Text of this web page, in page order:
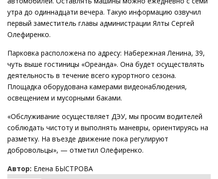
утра до одиннадцати вечера. Такую информацию озвучил
первый заместитель главы администрации Ялты Сергей
Олефиренко.
Парковка расположена по адресу: Набережная Ленина, 39,
чуть выше гостиницы «Ореанда». Она будет осуществлять
деятельность в течение всего курортного сезона.
Площадка оборудована камерами видеонаблюдения,
освещением и мусорными баками.
«Обслуживание осуществляет ДЭУ, мы просим водителей
соблюдать чистоту и выполнять маневры, ориентируясь на
разметку. На въезде движение пока регулируют
добровольцы», — отметил Олефиренко.
Автор: Елена БЫСТРОВА